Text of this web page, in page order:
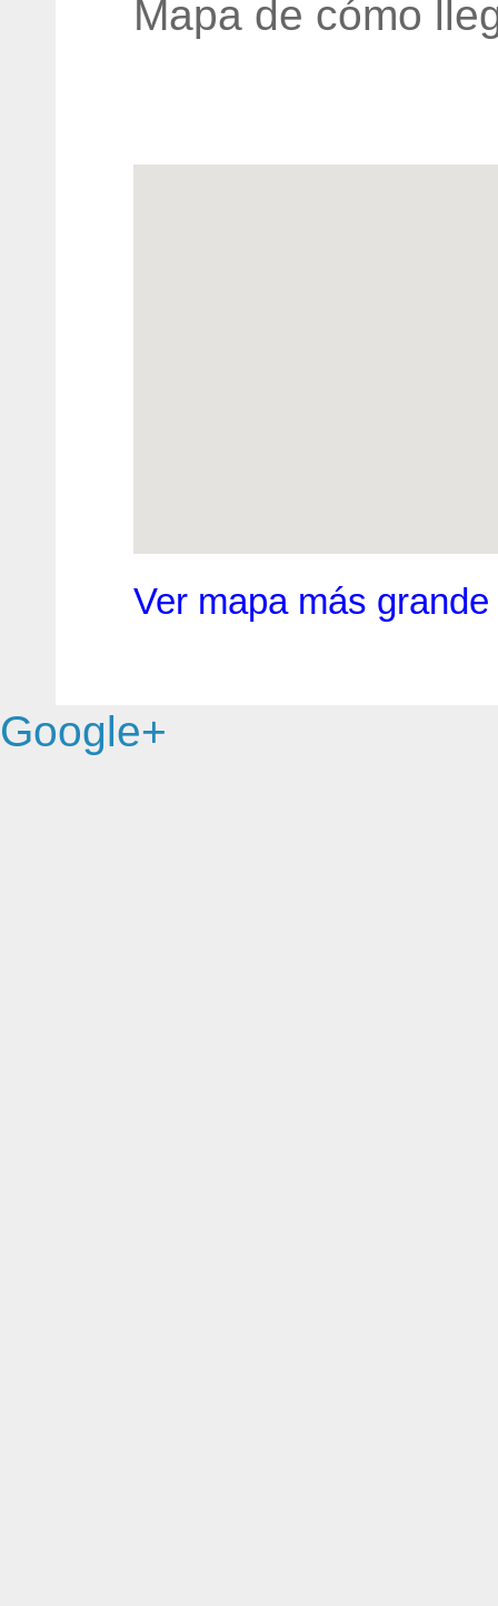
Mapa de cómo
Ver mapa más grande
Google+